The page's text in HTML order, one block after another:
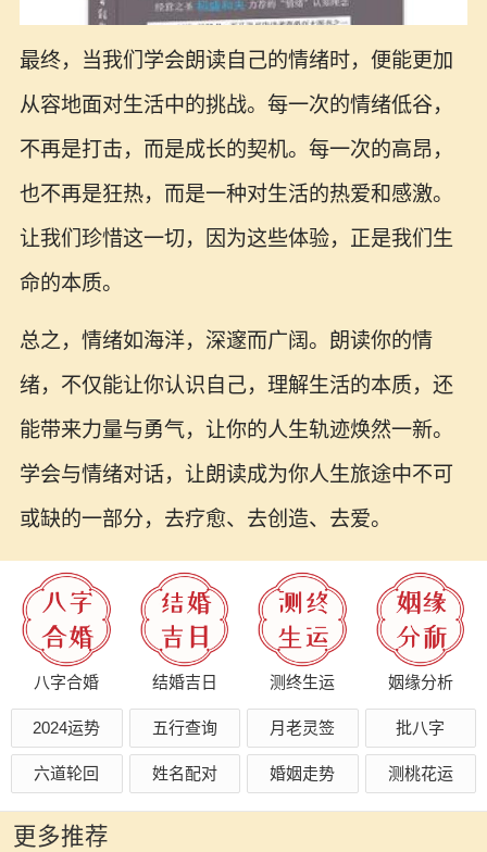
最终，当我们学会朗读自己的情绪时，便能更加
从容地面对生活中的挑战。每一次的情绪低谷，
不再是打击，而是成长的契机。每一次的高昂，
也不再是狂热，而是一种对生活的热爱和感激。
让我们珍惜这一切，因为这些体验，正是我们生
命的本质。
总之，情绪如海洋，深邃而广阔。朗读你的情
绪，不仅能让你认识自己，理解生活的本质，还
能带来力量与勇气，让你的人生轨迹焕然一新。
学会与情绪对话，让朗读成为你人生旅途中不可
或缺的一部分，去疗愈、去创造、去爱。
八字合婚 结婚吉日 测终生运 姻缘分析
2024运势 五行查询 月老灵签 批八字
六道轮回 姓名配对 婚姻走势 测桃花运
更多推荐